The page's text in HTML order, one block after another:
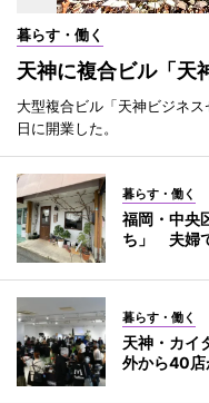
暮らす・働く
天神に複合ビル「天
大型複合ビル「天神ビジネ
日に開業した。
暮らす・働く
福岡・中央
ち」 夫婦
暮らす・働く
天神・カイ
外から40店